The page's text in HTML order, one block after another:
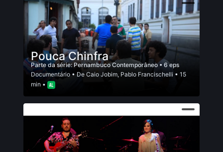
Pouca Chinfra
Parte da série: Pernambuco Contemporâneo • 6 eps
Documentário • De Caio Jobim, Pablo Francischelli • 15
min •